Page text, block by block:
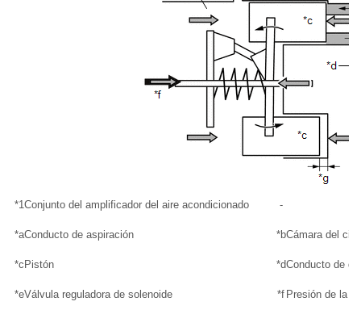
*1Conjunto del amplificador del aire acondicionado -
*aConducto de aspiración *bCámara del
*c Pistón *dConducto de
*eVálvula reguladora de solenoide *f Presión de la